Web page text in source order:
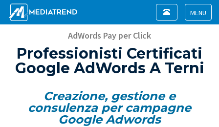
Toggle
Toggle
navigation
AdWords Pay per Click
Professionisti Certificati
Google AdWords A Terni
Creazione, gestione e
consulenza per campagne
Google Adwords